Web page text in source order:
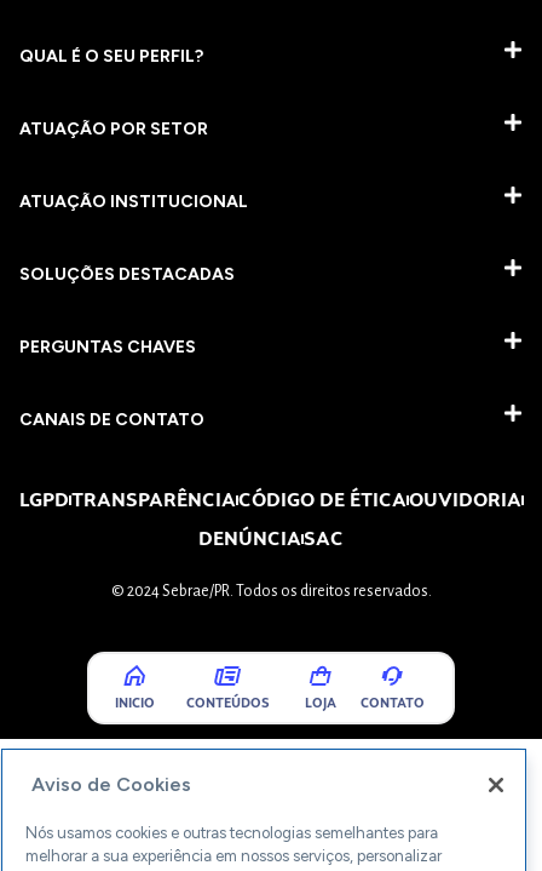
QUAL É O SEU PERFIL?
ATUAÇÃO POR SETOR
ATUAÇÃO INSTITUCIONAL
SOLUÇÕES DESTACADAS
PERGUNTAS CHAVES​
CANAIS DE CONTATO
LGPDTRANSPARÊNCIACÓDIGO DE ÉTICAOUVIDORIA
DENÚNCIASAC
© 2024 Sebrae/PR. Todos os direitos reservados.
INICIO CONTEÚDOS LOJA CONTATO
Aviso de Cookies
Nós usamos cookies e outras tecnologias semelhantes para
melhorar a sua experiência em nossos serviços, personalizar